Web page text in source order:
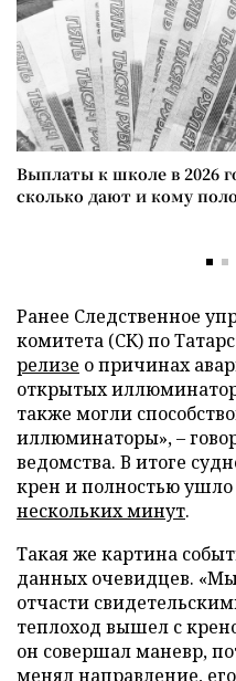
Выплаты к школе в 2026
сколько дают и кому
Ранее Следственное
комитета (СК) по
релизе о причинах
открытых
также могли
иллюминаторы», –
ведомства. В итоге
крен и полностью
нескольких минут.
Такая же картина
данных очевидцев.
отчасти
теплоход вышел с
он совершал маневр,
менял направление,